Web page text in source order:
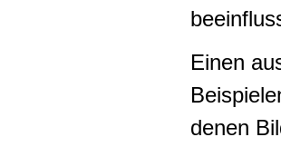
Einen
denen